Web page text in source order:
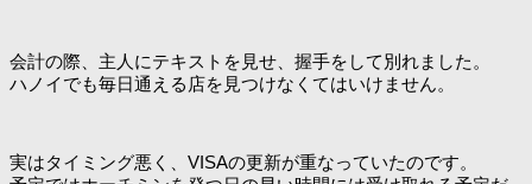
会計の際、主人にテキストを見せ、握手をして別れました。
ハノイでも毎日通える店を見つけなくてはいけません。
実はタイミング悪く、VISAの更新が重なっていたのです。